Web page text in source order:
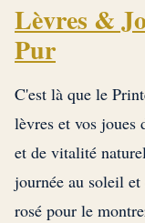
Lèvres &
Pur
C'est là que le
lèvres et vos joues
et de vitalité
journée au soleil
rosé pour le